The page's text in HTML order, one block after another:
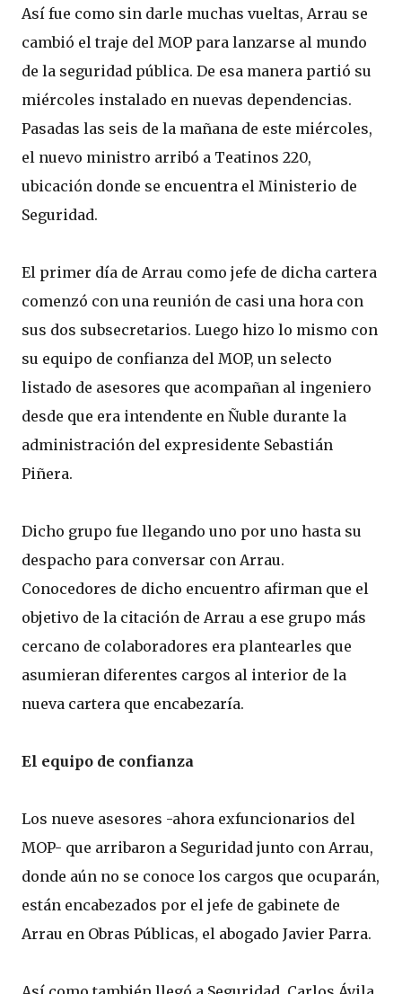
Así fue como sin darle muchas vueltas, Arrau se
cambió el traje del MOP para lanzarse al mundo
de la seguridad pública. De esa manera partió su
miércoles instalado en nuevas dependencias.
Pasadas las seis de la mañana de este miércoles,
el nuevo ministro arribó a Teatinos 220,
ubicación donde se encuentra el Ministerio de
Seguridad.
El primer día de Arrau como jefe de dicha cartera
comenzó con una reunión de casi una hora con
sus dos subsecretarios. Luego hizo lo mismo con
su equipo de confianza del MOP, un selecto
listado de asesores que acompañan al ingeniero
desde que era intendente en Ñuble durante la
administración del expresidente Sebastián
Piñera.
Dicho grupo fue llegando uno por uno hasta su
despacho para conversar con Arrau.
Conocedores de dicho encuentro afirman que el
objetivo de la citación de Arrau a ese grupo más
cercano de colaboradores era plantearles que
asumieran diferentes cargos al interior de la
nueva cartera que encabezaría.
El equipo de confianza
Los nueve asesores -ahora exfuncionarios del
MOP- que arribaron a Seguridad junto con Arrau,
donde aún no se conoce los cargos que ocuparán,
están encabezados por el jefe de gabinete de
Arrau en Obras Públicas, el abogado Javier Parra.